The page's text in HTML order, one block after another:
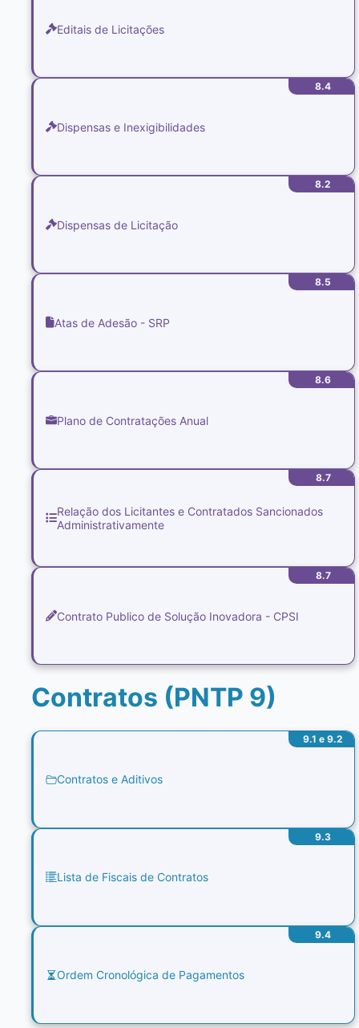
Editais de Licitações
8.4
Dispensas e Inexigibilidades
8.2
Dispensas de Licitação
8.5
Atas de Adesão - SRP
8.6
Plano de Contratações Anual
8.7
Relação dos Licitantes e Contratados Sancionados
Administrativamente
8.7
Contrato Publico de Solução Inovadora - CPSI
Contratos (PNTP 9)
9.1 e 9.2
Contratos e Aditivos
9.3
Lista de Fiscais de Contratos
9.4
Ordem Cronológica de Pagamentos